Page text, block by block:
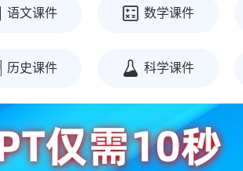
语文课件 数学课件
历史课件 科学课件